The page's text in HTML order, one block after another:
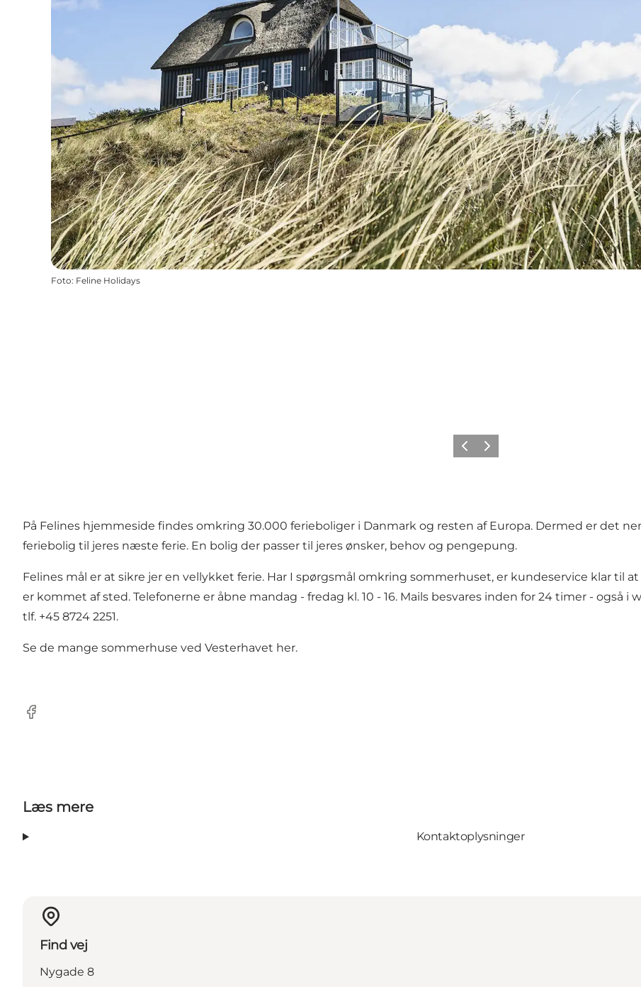
Foto: Feline Holidays
ForrigeNæste
På Felines hjemmeside findes omkring 30.000 ferieboliger i Danmark og resten af Europa. Dermed er det
feriebolig til jeres næste ferie. En bolig der passer til jeres ønsker, behov og pengepung.
Felines mål er at sikre jer en vellykket ferie. Har I spørgsmål omkring sommerhuset, er kundeservice klar til
er kommet af sted. Telefonerne er åbne mandag - fredag kl. 10 - 16. Mails besvares inden for 24 timer - også
tlf. +45 8724 2251.
Se de mange sommerhuse ved Vesterhavet her.
Facebook
Læs mere
Kontaktoplysninger
Find vej
Nygade 8